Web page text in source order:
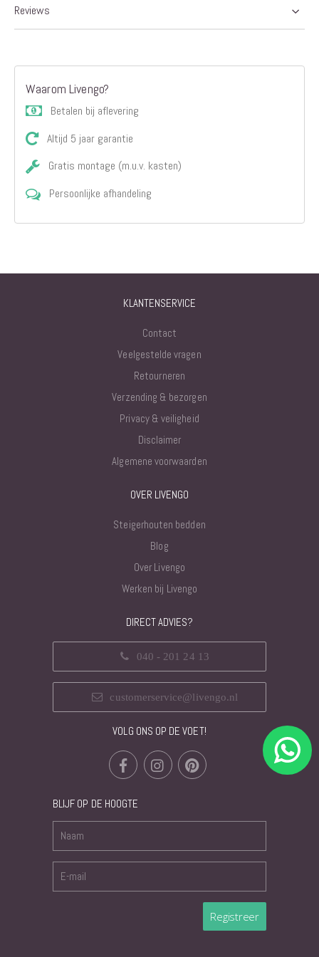
Reviews
Waarom Livengo?
Betalen bij aflevering
Altijd 5 jaar garantie
Gratis montage (m.u.v. kasten)
Persoonlijke afhandeling
KLANTENSERVICE
Contact
Veelgestelde vragen
Retourneren
Verzending & bezorgen
Privacy & veiligheid
Disclaimer
Algemene voorwaarden
OVER LIVENGO
Steigerhouten bedden
Blog
Over Livengo
Werken bij Livengo
DIRECT ADVIES?
040 - 201 24 13
customerservice@livengo.nl
VOLG ONS OP DE VOET!
BLIJF OP DE HOOGTE
Registreer